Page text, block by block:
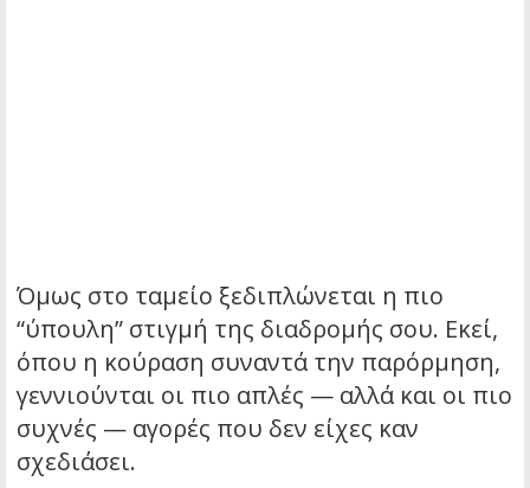
Όμως στο ταμείο ξεδιπλώνεται η πιο
“ύπουλη” στιγμή της διαδρομής σου. Εκεί,
όπου η κούραση συναντά την παρόρμηση,
γεννιούνται οι πιο απλές — αλλά και οι πιο
συχνές — αγορές που δεν είχες καν
σχεδιάσει.